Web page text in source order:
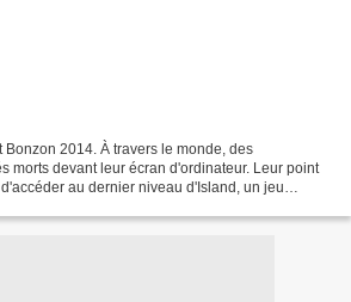
2014. À travers le monde, des
morts devant leur écran d'ordinateur. Leur point
au dernier niveau d'Island, un jeu